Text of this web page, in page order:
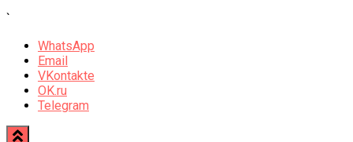
`
WhatsApp
Email
VKontakte
OK.ru
Telegram